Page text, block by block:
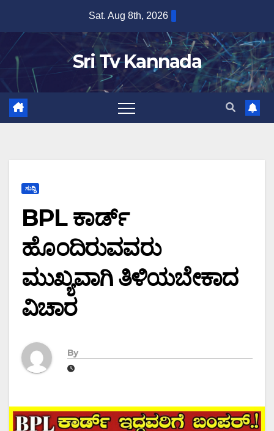
content
Sat. Aug 8th, 2026
Sri Tv Kannada
ಸುದ್ದಿ
BPL ಕಾರ್ಡ್
ಹೊಂದಿರುವವರು
ಮುಖ್ಯವಾಗಿ ತಿಳಿಯಬೇಕಾದ
ವಿಚಾರ
By